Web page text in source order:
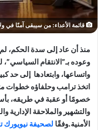
قائمة الأعداء: من سيبقى آمنًا في
منذ أن عاد إلى سدة الحكم،
وعوده بـ”الانتقام
واتساعها، وابتعادها إلى حد
اتخذ ترامب وحلفاؤه خطوات
خصومًا أو عقبة في طريقه،
والتشهير والملاحقة الإدارية
الأمنية.وفقًا لصحيفة نيويورك